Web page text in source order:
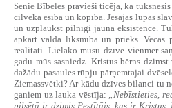
Senie Bībeles pravieši ticēja, ka
cilvēka esība un kopība. Jesajas lūpas
un uzplaukst pilnīgi jaunā eksistencē.
apkārt valda līksmība un prieks. Vecās
realitāti. Lielāko mūsu dzīvē vienmēr
gadu mūs sasniedz. Kristus bērns
dažādu pasaules rūpju pārņemtajai
Ziemassvētki? Ar kādu dzīves bilanci tu
ganiem uz lauka vēstīja: „Nebīstieties,
pilsētā ir dzimis Pestītājs, kas ir Kristus,